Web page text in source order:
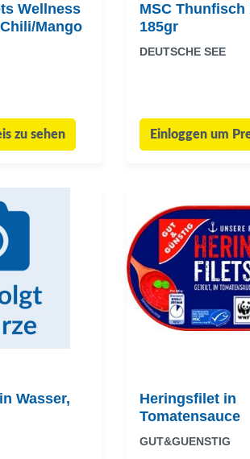
Wellness
Mango
zu sehen
MSC
185gr
DEUTSCHE SEE
Einloggen um
Wasser,
Heringsfilet in
Tomatensauce
GUT&GUENSTIG